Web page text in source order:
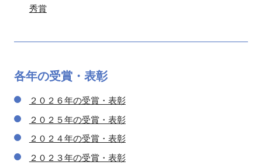
秀賞
各年の受賞・表彰
２０２６年の受賞・表彰
２０２５年の受賞・表彰
２０２４年の受賞・表彰
２０２３年の受賞・表彰